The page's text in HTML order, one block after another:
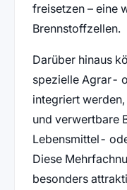
freisetzen – eine
Brennstoffzellen.
Darüber hinaus
spezielle Agrar-
integriert
und verwertbare
Lebensmittel-
Diese
besonders